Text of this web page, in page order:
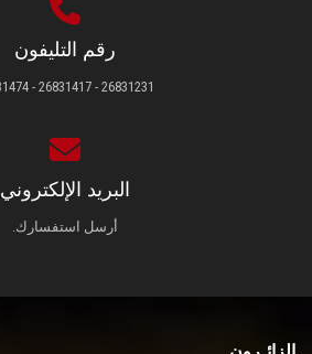
رقم التليفون
26831231 - 26831417 - 26831474
البريد الإلكتروني
أرسل استفسارك.